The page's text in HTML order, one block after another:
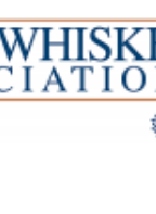
Association